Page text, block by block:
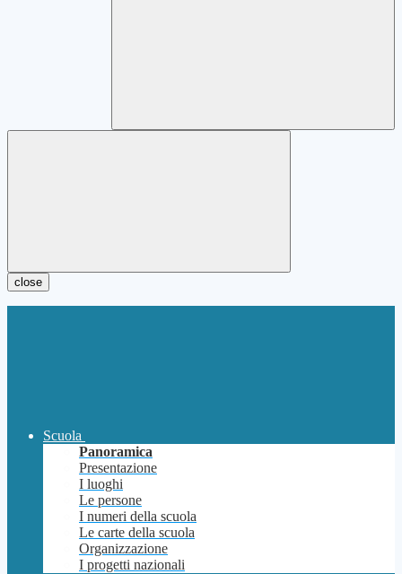
close
Scuola
Panoramica
Presentazione
I luoghi
Le persone
I numeri della scuola
Le carte della scuola
Organizzazione
I progetti nazionali